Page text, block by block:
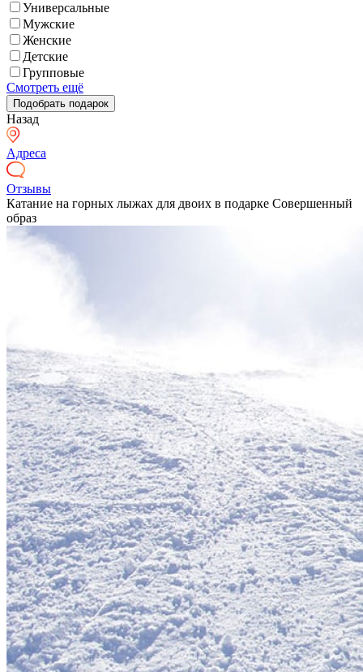
Универсальные
Мужские
Женские
Детские
Групповые
Смотреть ещё
Назад
Адреса
Отзывы
Катание на горных лыжах для двоих в подарке Совершенный
образ